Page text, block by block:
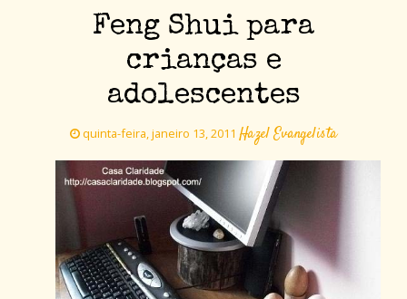
Feng Shui para
crianças e
adolescentes
quinta-feira, janeiro 13, 2011 Hazel Evangelista